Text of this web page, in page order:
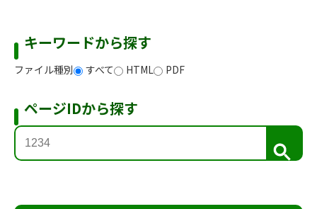
キーワードから探す
ファイル種別 すべて HTML PDF
ページIDから探す
検
索